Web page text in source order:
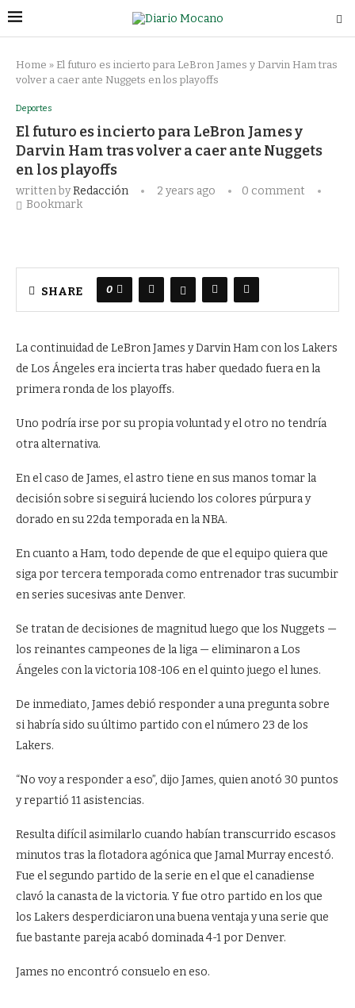
Home » El futuro es incierto para LeBron James y Darvin Ham tras
volver a caer ante Nuggets en los playoffs
Deportes
El futuro es incierto para LeBron James y
Darvin Ham tras volver a caer ante Nuggets
en los playoffs
written byRedacción 2 years ago
0 comment
Bookmark
SHARE 0
La continuidad de LeBron James y Darvin Ham con los Lakers
de Los Ángeles era incierta tras haber quedado fuera en la
primera ronda de los playoffs.
Uno podría irse por su propia voluntad y el otro no tendría
otra alternativa.
En el caso de James, el astro tiene en sus manos tomar la
decisión sobre si seguirá luciendo los colores púrpura y
dorado en su 22da temporada en la NBA.
En cuanto a Ham, todo depende de que el equipo quiera que
siga por tercera temporada como entrenador tras sucumbir
en series sucesivas ante Denver.
Se tratan de decisiones de magnitud luego que los Nuggets —
los reinantes campeones de la liga — eliminaron a Los
Ángeles con la victoria 108-106 en el quinto juego el lunes.
De inmediato, James debió responder a una pregunta sobre
si habría sido su último partido con el número 23 de los
Lakers.
“No voy a responder a eso”, dijo James, quien anotó 30 puntos
y repartió 11 asistencias.
Resulta difícil asimilarlo cuando habían transcurrido escasos
minutos tras la flotadora agónica que Jamal Murray encestó.
Fue el segundo partido de la serie en el que el canadiense
clavó la canasta de la victoria. Y fue otro partido en los que
los Lakers desperdiciaron una buena ventaja y una serie que
fue bastante pareja acabó dominada 4-1 por Denver.
James no encontró consuelo en eso.